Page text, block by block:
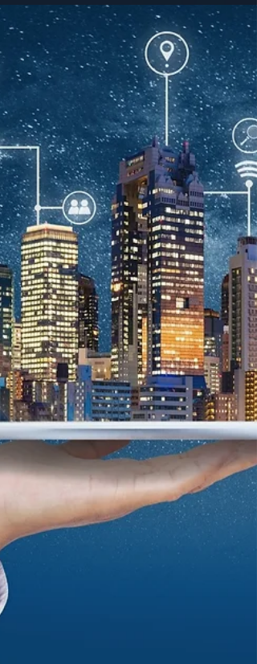
16. Okt. 2025 2 Min. Lesezeit
Prüfpflichten digital managen
Prüfpflichten digital managen – Betreiberpflichten
erfüllen: Unternehmen stehen in der Verantwortung,
gesetzliche Prüfpflichten für Anlagen, Aufzüge oder
Brandschutzsysteme rechtskonform zu erfüllen. Digitale
Lösungen wie MAQSIMA myFM unterstützen Betreiber
dabei, ihre Prüfpflichten zentral zu verwalten, Fristen
einzuhalten und Nachweise revisionssicher zu
dokumentieren – für mehr Effizienz, Sicherheit und
Compliance im Facility Management.